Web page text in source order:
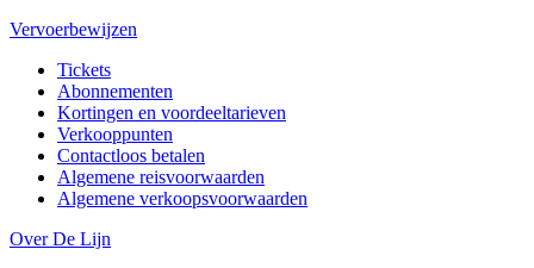
Vervoerbewijzen
Tickets
Abonnementen
Kortingen en voordeeltarieven
Verkooppunten
Contactloos betalen
Algemene reisvoorwaarden
Algemene verkoopsvoorwaarden
Over De Lijn